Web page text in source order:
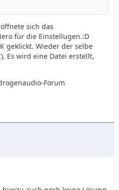
sich das
für die Einstellugen.:D
geklickt. Wieder der selbe
Es wird eine Datei erstellt,
Forum